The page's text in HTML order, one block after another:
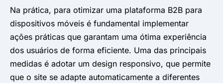
Na prática, para otimizar uma plataforma B2B para
dispositivos móveis é fundamental implementar
ações práticas que garantam uma ótima experiência
dos usuários de forma eficiente. Uma das principais
medidas é adotar um design responsivo, que permite
que o site se adapte automaticamente a diferentes